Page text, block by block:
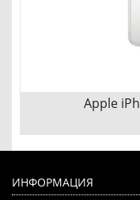
Apple
ИНФОРМАЦИЯ